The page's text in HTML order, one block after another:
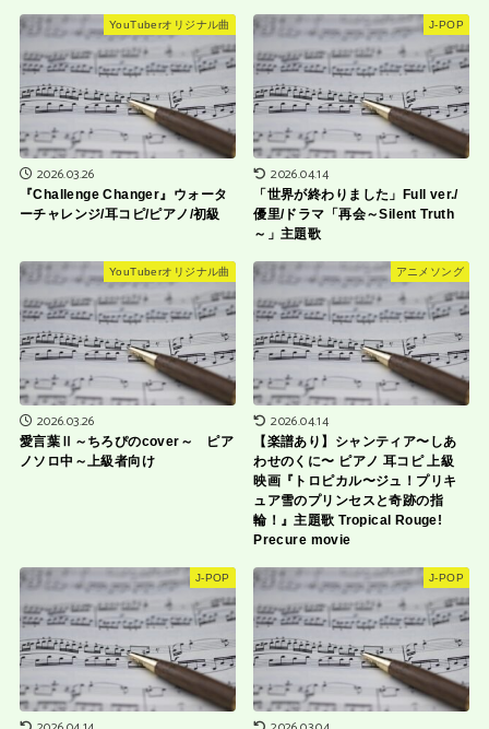
YouTuberオリジナル曲
2026.03.26
『Challenge Changer』ウォータ
ーチャレンジ/耳コピ/ピアノ/初級
J-POP
2026.04.14
「世界が終わりました」Full ver./
優里/ドラマ「再会～Silent Truth
～」主題歌
YouTuberオリジナル曲
2026.03.26
愛言葉Ⅱ～ちろぴのcover～ ピア
ノソロ中～上級者向け
アニメソング
2026.04.14
【楽譜あり】シャンティア〜しあ
わせのくに〜 ピアノ 耳コピ 上級
映画『トロピカル〜ジュ！プリキ
ュア雪のプリンセスと奇跡の指
輪！』主題歌 Tropical Rouge!
Precure movie
J-POP J-POP